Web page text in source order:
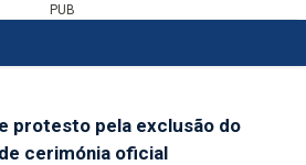
PUB
protesto pela exclusão do
de cerimónia oficial